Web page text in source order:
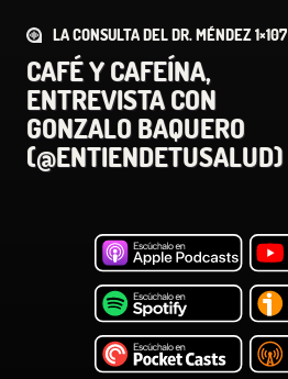
LA CONSULTA DEL DR. MÉNDEZ 1×107
CAFÉ Y CAFEÍNA,
ENTREVISTA CON
GONZALO BAQUERO
(@ENTIENDETUSALUD)